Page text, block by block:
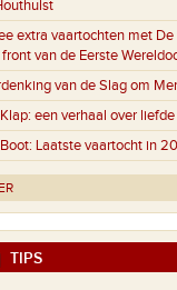
extra vaartochten met
van de Eerste
van de Slag om
een verhaal over
Laatste vaartocht in
TIPS